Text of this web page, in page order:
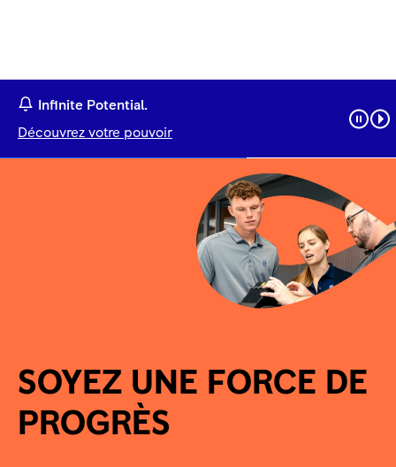
Infinite Potential.
Découvrez votre pouvoir
SOYEZ UNE FORCE DE
PROGRÈS